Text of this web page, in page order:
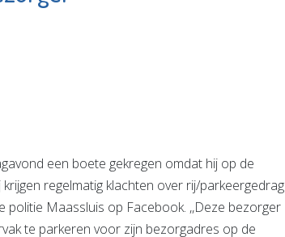
een boete gekregen omdat hij op de
regelmatig klachten over rij/parkeergedrag
politie Maassluis op Facebook. ,,Deze bezorger
te parkeren voor zijn bezorgadres op de